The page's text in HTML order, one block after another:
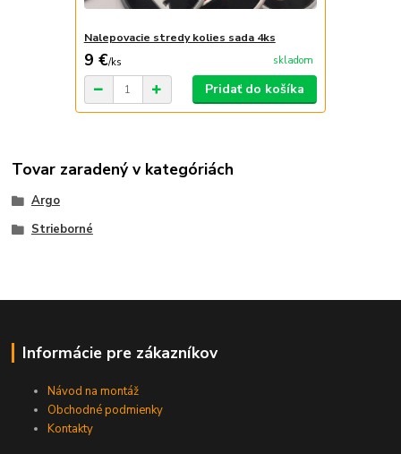
Nalepovacie stredy kolies sada 4ks
9 €/ks skladom
Pridať do košíka
Tovar zaradený v kategóriách
Argo
Strieborné
Informácie pre zákazníkov
Návod na montáž
Obchodné podmienky
Kontakty